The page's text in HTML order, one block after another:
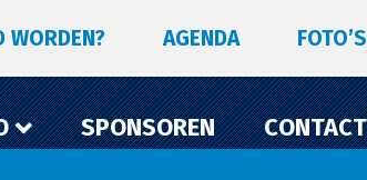
WORDEN? AGENDA FOTO’S
SPONSOREN CONTACT